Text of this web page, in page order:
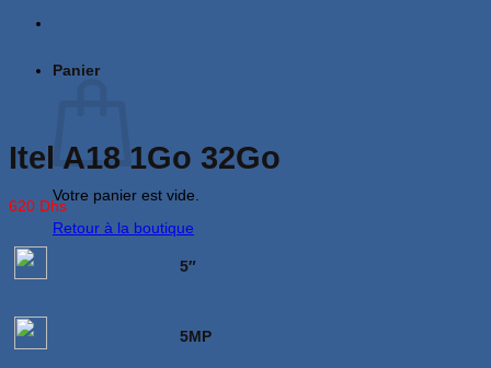
Panier
Votre panier est vide.
Retour à la boutique
Itel A18 1Go 32Go
620 Dhs
5″
5MP